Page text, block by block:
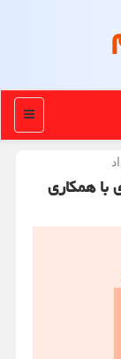
منو
با همکاری